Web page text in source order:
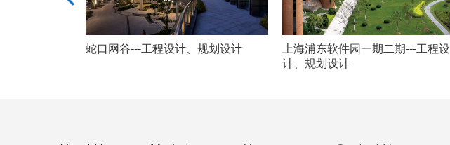
蛇口网谷---工程设计、规划设计
上海浦东软件园一期二期---工程设
计、规划设计